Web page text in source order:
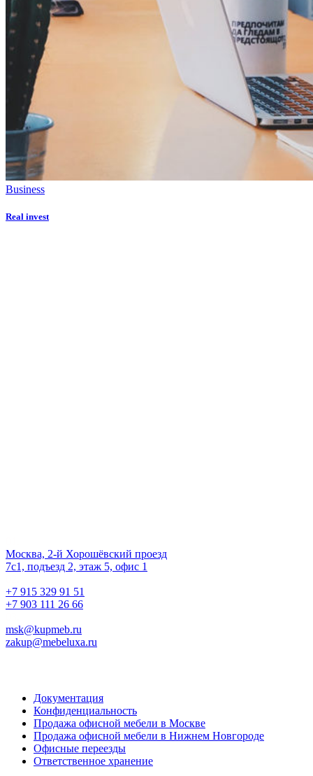
Business
Real invest
Москва, 2-й Хорошёвский проезд
7с1, подъезд 2, этаж 5, офис 1
+7 915 329 91 51
+7 903 111 26 66
msk@kupmeb.ru
zakup@mebeluxa.ru
Документация
Конфиденциальность
Продажа офисной мебели в Москве
Продажа офисной мебели в Нижнем Новгороде
Офисные переезды
Ответственное хранение